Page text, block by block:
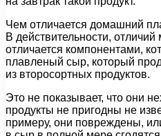
Чем отличается домашний
В действительности,
отличается компонентами,
плавленый сыр, который
из второсортных продуктов.
Это не показывает, что они
продукты не пригодны не
примеру, они повреждены,